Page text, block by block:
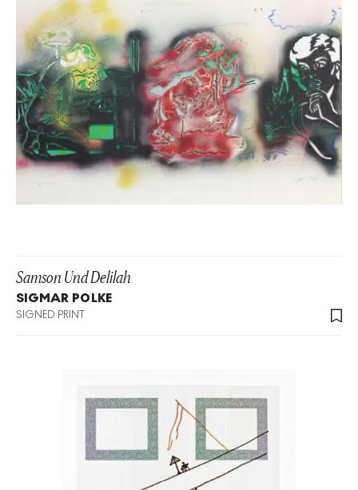
Samson Und Delilah
SIGMAR POLKE
SIGNED PRINT